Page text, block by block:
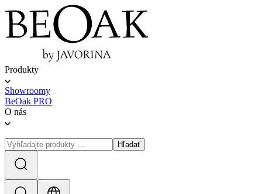
Produkty
Showroomy
BeOak PRO
O nás
Hľadať